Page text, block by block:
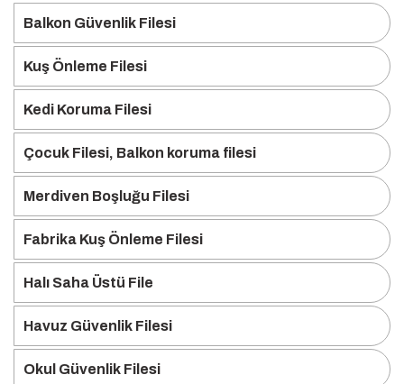
Balkon Güvenlik Filesi
Kuş Önleme Filesi
Kedi Koruma Filesi
Çocuk Filesi, Balkon koruma filesi
Merdiven Boşluğu Filesi
Fabrika Kuş Önleme Filesi
Halı Saha Üstü File
Havuz Güvenlik Filesi
Okul Güvenlik Filesi